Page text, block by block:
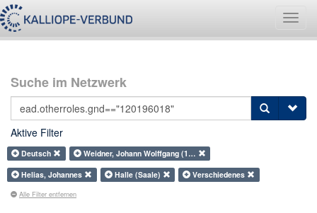
Suche im Netzwerk
Aktive Filter
Deutsch
Weidner, Johann Wolffgang (1…
Helias, Johannes
Halle (Saale) Verschiedenes
Alle Filter entfernen